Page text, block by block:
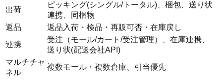
出荷
ピッキング(シングル/トータル)、梱包、送り状
連携、同梱物
返品
返品入荷・検品・再販可否・在庫戻し
連携
受注（モール/カート/受注管理）、在庫連携、
送り状(配送会社API)
マルチチャ
ネル
複数モール・複数倉庫、引当優先